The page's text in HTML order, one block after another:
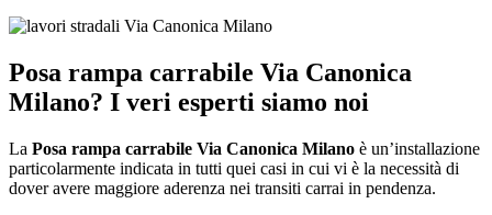
Posa rampa carrabile Via Canonica
Milano? I veri esperti siamo noi
La Posa rampa carrabile Via Canonica Milano è un’installazione
particolarmente indicata in tutti quei casi in cui vi è la necessità di
dover avere maggiore aderenza nei transiti carrai in pendenza.